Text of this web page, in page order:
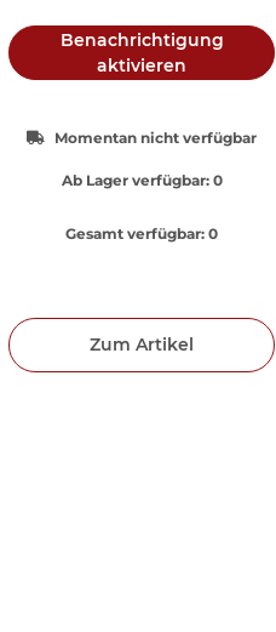
Benachrichtigung
aktivieren
Momentan nicht verfügbar
Ab Lager verfügbar:0
Gesamt verfügbar: 0
Zum Artikel